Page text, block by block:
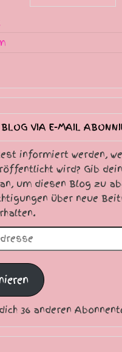
BLOG VIA E-MAIL
informiert werden,
wird? Gib
um diesen Blog zu
über neue
36 anderen